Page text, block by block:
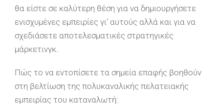
θα είστε σε καλύτερη θέση για να δημιουργήσετε
ενισχυμένες εμπειρίες γι’ αυτούς αλλά και για να
σχεδιάσετε αποτελεσματικές στρατηγικές
μάρκετινγκ.
Πώς το να εντοπίσετε τα σημεία επαφής βοηθούν
στη βελτίωση της πολυκαναλικής πελατειακής
εμπειρίας του καταναλωτή: